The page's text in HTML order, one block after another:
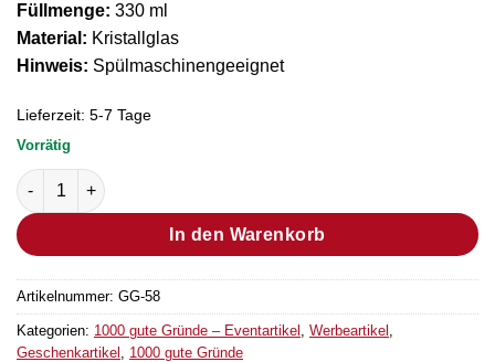
Füllmenge: 330 ml
Material: Kristallglas
Hinweis: Spülmaschinengeeignet
Lieferzeit: 5-7 Tage
Vorrätig
Trinkglas „1000 gute Gründe“ Menge
In den Warenkorb
Artikelnummer: GG-58
Kategorien: 1000 gute Gründe – Eventartikel Werbeartikel
Geschenkartikel
1000 gute Gründe